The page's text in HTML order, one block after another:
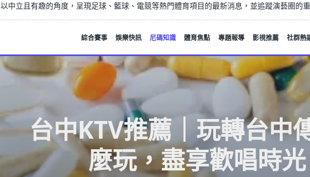
以中立且有趣的角度，呈現足球、籃球、電競等熱門體育項目的最新消息，並追蹤演藝圈的
綜合賽事 娛樂快訊 尼碼知識 體育焦點 專題報導 影視推薦 社群熱
台中KTV推薦｜玩轉台中
麼玩，盡享歡唱時光